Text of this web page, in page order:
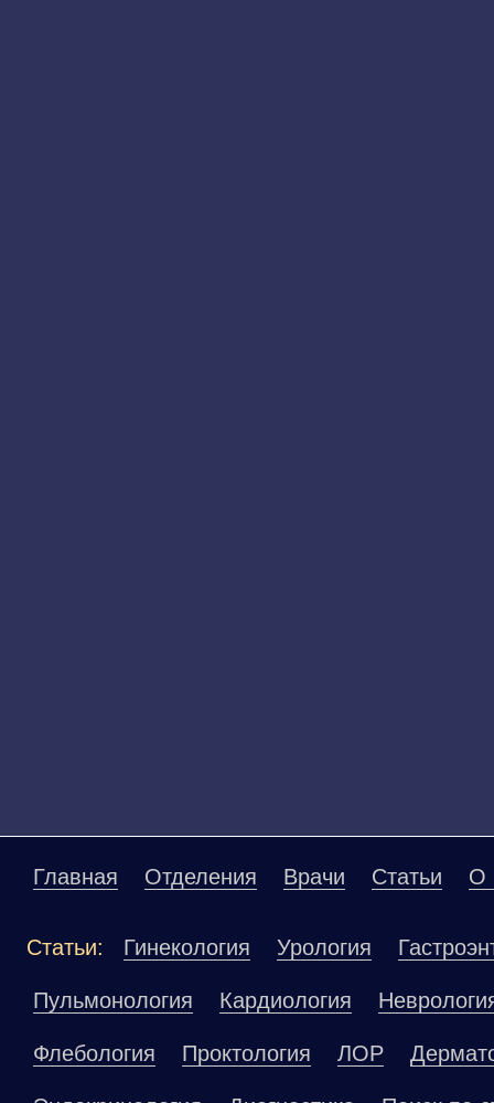
Главная Отделения Врачи Статьи О
Статьи: Гинекология Урология
Пульмонология Кардиология
Флебология Проктология ЛОР